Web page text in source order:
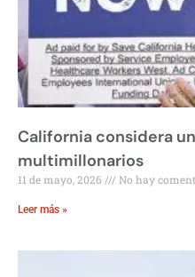
California considera
multimillonarios
11 de mayo, 2026 No hay
Leer más »